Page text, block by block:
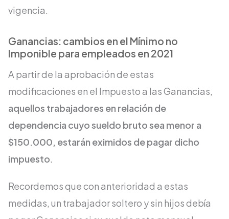
vigencia.
Ganancias: cambios en el Mínimo no
Imponible para empleados en 2021
A partir de la aprobación de estas
modificaciones en el Impuesto a las Ganancias,
aquellos trabajadores en relación de
dependencia cuyo sueldo bruto sea menor a
$150.000, estarán eximidos de pagar dicho
impuesto.
Recordemos que con anterioridad a estas
medidas, un trabajador soltero y sin hijos debía